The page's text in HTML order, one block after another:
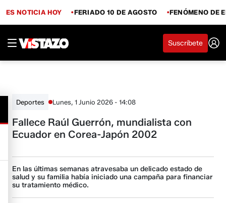
ES NOTICIA HOY FERIADO 10 DE AGOSTO FENÓMENO DE
Suscríbete
Deportes Lunes, 1 Junio 2026 - 14:08
Fallece Raúl Guerrón, mundialista con
Ecuador en Corea-Japón 2002
En las últimas semanas atravesaba un delicado estado de
salud y su familia había iniciado una campaña para financiar
su tratamiento médico.